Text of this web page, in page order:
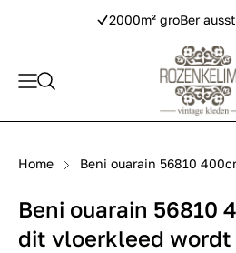
2000m² groBer
Home Beni ouarain 56810
Beni ouarain 56810
dit vloerkleed wordt